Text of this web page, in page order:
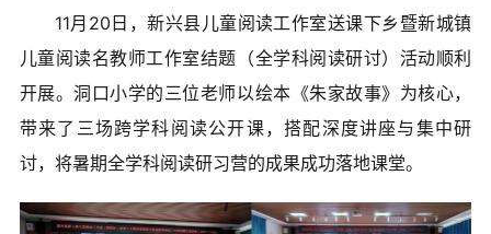
11月20日，新兴县儿童阅读工作室送课下乡暨新城镇
儿童阅读名教师工作室结题（全学科阅读研讨）活动顺利
开展。洞口小学的三位老师以绘本《朱家故事》为核心，
带来了三场跨学科阅读公开课，搭配深度讲座与集中研
讨，将暑期全学科阅读研习营的成果成功落地课堂。